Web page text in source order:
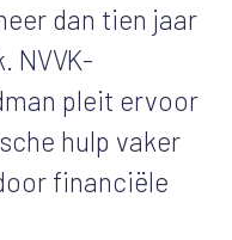
dan tien jaar
NVVK-
pleit ervoor
hulp vaker
financiële